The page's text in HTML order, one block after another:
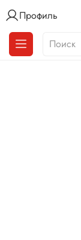
Профиль